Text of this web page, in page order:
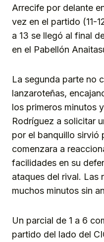
Arrecife por delante
vez en el partido (11-
a 13 se llegó al final
en el Pabellón
La segunda parte no
lanzaroteñas,
los primeros minutos
Rodríguez a solicitar
por el banquillo sirvió
comenzara a
facilidades en su
ataques del rival. Las
muchos minutos sin
Un parcial de 1 a 6
partido del lado del